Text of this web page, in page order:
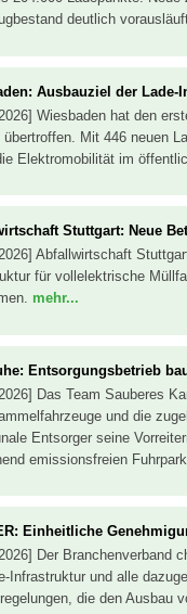
deutlich
Ausbauziel der Lade-
Wiesbaden hat den
übertroffen. Mit 446 neuen
Elektromobilität im
Stuttgart: Neue
Abfallwirtschaft
für vollelektrische
mehr...
Entsorgungsbetrieb
Das Team Sauberes
und die
Entsorger seine
emissionsfreien
Einheitliche
Der Branchenverband
Infrastruktur und alle
die den Ausbau